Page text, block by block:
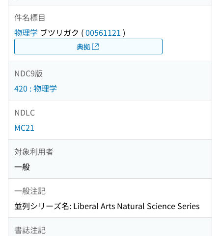
件名標目
物理学 ブツリガク (00561121 )
典拠
NDC9版
420 : 物理学
NDLC
MC21
対象利用者
一般
一般注記
並列シリーズ名: Liberal Arts Natural Science Series
書誌注記